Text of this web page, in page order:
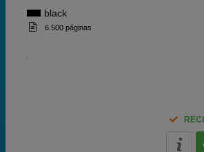
black
6.500 páginas